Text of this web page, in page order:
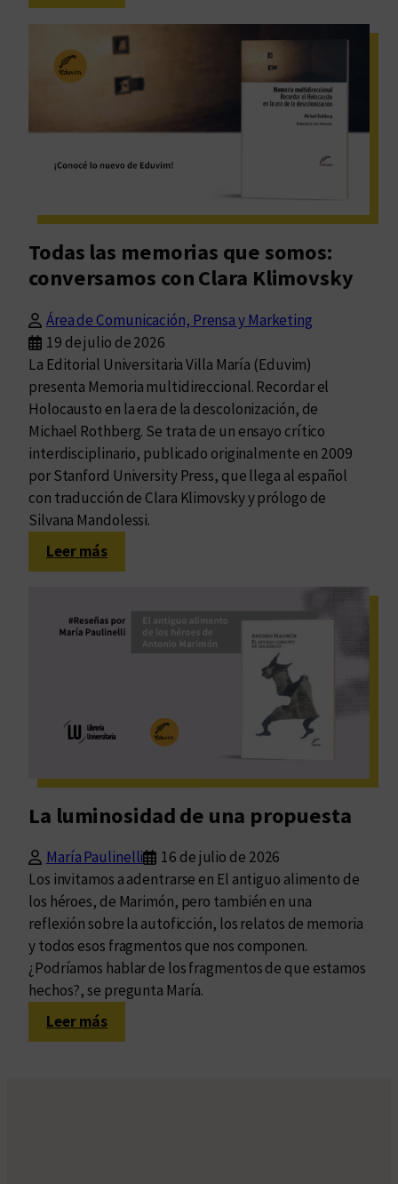
Eduvim
defiende
la
Ley
25.542:
y
Todas las memorias que somos:
conversamos con Clara Klimovsky
Área de Comunicación, Prensa y Marketing
19 de julio de 2026
La Editorial Universitaria Villa María (Eduvim)
presenta Memoria multidireccional. Recordar el
Holocausto en la era de la descolonización, de
Michael Rothberg. Se trata de un ensayo crítico
interdisciplinario, publicado originalmente en 2009
por Stanford University Press, que llega al español
con traducción de Clara Klimovsky y prólogo de
Silvana Mandolessi.
Leer más:
Todas
memorias
que
Klimovsky
La luminosidad de una propuesta
María Paulinelli
16 de julio de 2026
Los invitamos a adentrarse en El antiguo alimento de
los héroes, de Marimón, pero también en una
reflexión sobre la autoficción, los relatos de memoria
y todos esos fragmentos que nos componen.
¿Podríamos hablar de los fragmentos de que estamos
hechos?, se pregunta María.
Leer más:
La